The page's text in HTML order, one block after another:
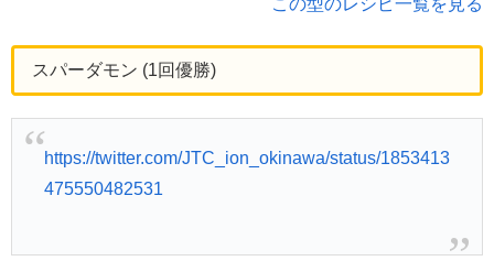
この型のレシピ一覧を見る
スパーダモン (1回優勝)
https://twitter.com/JTC_ion_okinawa/status/1853413
475550482531